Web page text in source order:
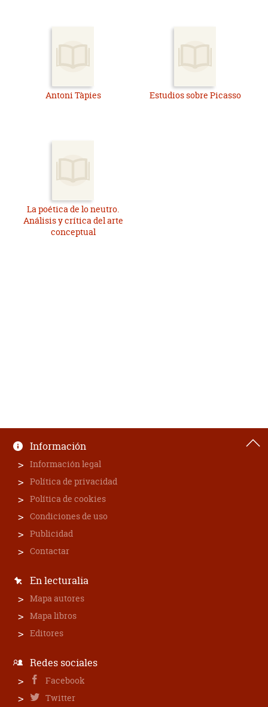
Antoni Tàpies Estudios sobre Picasso
La poética de lo neutro.
Análisis y crítica del arte
conceptual
Información
Información legal
Política de privacidad
Política de cookies
Condiciones de uso
Publicidad
Contactar
En lecturalia
Mapa autores
Mapa libros
Editores
Redes sociales
Facebook
Twitter